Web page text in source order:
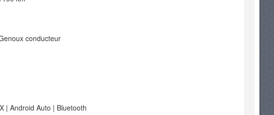
conducteur
| Android Auto | Bluetooth